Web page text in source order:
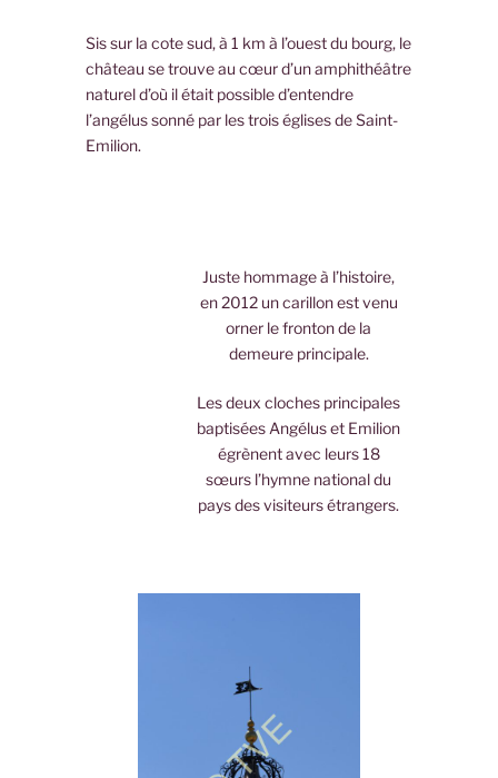
Sis sur la cote sud, à 1 km à l’ouest du bourg, le
château se trouve au cœur d’un amphithéâtre
naturel d’où il était possible d’entendre
l’angélus sonné par les trois églises de Saint-
Emilion.
Juste hommage à l’histoire,
en 2012 un carillon est venu
orner le fronton de la
demeure principale.
Les deux cloches principales
baptisées Angélus et Emilion
égrènent avec leurs 18
sœurs l’hymne national du
pays des visiteurs étrangers.